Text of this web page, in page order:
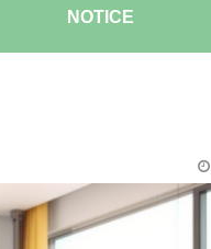
NOTICE